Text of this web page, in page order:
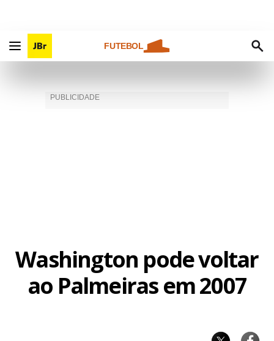
FUTEBOL
Washington pode voltar
ao Palmeiras em 2007